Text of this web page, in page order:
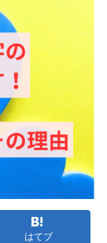
はてブ